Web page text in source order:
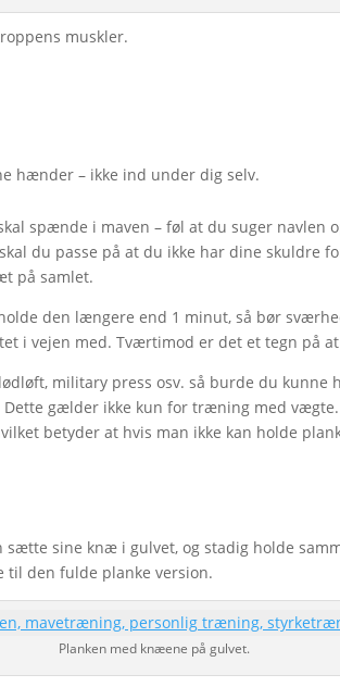
muskler.
hænder – ikke ind under dig selv.
spænde i maven – føl at du suger navlen
du passe på at du ikke har dine skuldre
på samlet.
den længere end 1 minut, så bør
i vejen med. Tværtimod er det et tegn på
military press osv. så burde du kunne
gælder ikke kun for træning med
betyder at hvis man ikke kan holde
sine knæ i gulvet, og stadig holde
til den fulde planke version.
Planken med knæene på gulvet.